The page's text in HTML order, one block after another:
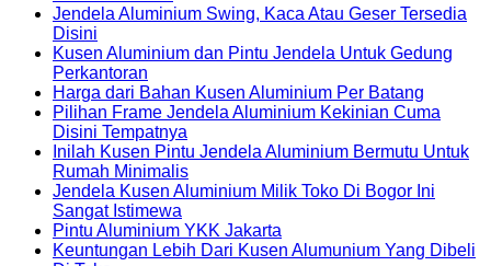
Jendela Aluminium Swing, Kaca Atau Geser Tersedia
Disini
Kusen Aluminium dan Pintu Jendela Untuk Gedung
Perkantoran
Harga dari Bahan Kusen Aluminium Per Batang
Pilihan Frame Jendela Aluminium Kekinian Cuma
Disini Tempatnya
Inilah Kusen Pintu Jendela Aluminium Bermutu Untuk
Rumah Minimalis
Jendela Kusen Aluminium Milik Toko Di Bogor Ini
Sangat Istimewa
Pintu Aluminium YKK Jakarta
Keuntungan Lebih Dari Kusen Alumunium Yang Dibeli